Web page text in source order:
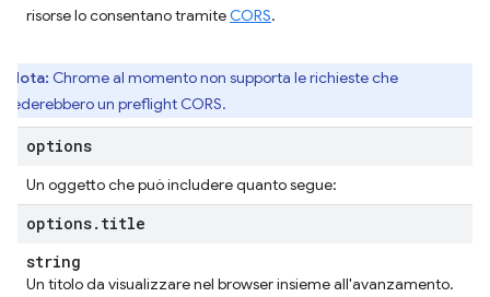
risorse lo consentano tramiteCORS.
Nota: Chrome al momento non supporta le richieste che
un preflight CORS.
options
Un oggetto che può includere quanto segue:
options. title
string
Un titolo da visualizzare nel browser insieme all'avanzamento.